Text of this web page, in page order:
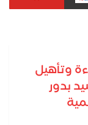
وتأهيل
بدور